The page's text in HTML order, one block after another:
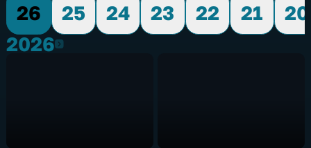
26
25 24 23 22 21
20
20262026